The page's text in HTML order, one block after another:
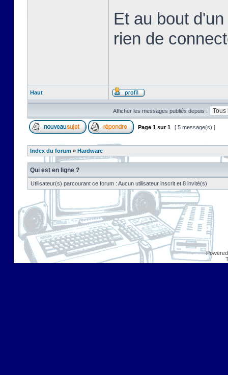
Et au bout
rien de
Haut
Afficher les messages publiés depuis :
Page 1 sur1 [ 5 message(s) ]
Index du forum » Hardware
Qui est en ligne ?
Utilisateur(s) parcourant ce forum : Aucun utilisateur inscrit et 8 invité(s)